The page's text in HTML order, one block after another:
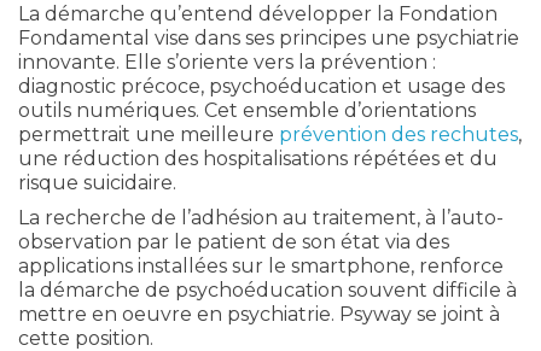
La démarche qu’entend développer la Fondation
Fondamental vise dans ses principes une psychiatrie
innovante. Elle s’oriente vers la prévention :
diagnostic précoce, psychoéducation et usage des
outils numériques. Cet ensemble d’orientations
permettrait une meilleure prévention des rechutes,
une réduction des hospitalisations répétées et du
risque suicidaire.
La recherche de l’adhésion au traitement, à l’auto-
observation par le patient de son état via des
applications installées sur le smartphone, renforce
la démarche de psychoéducation souvent difficile à
mettre en oeuvre en psychiatrie. Psyway se joint à
cette position.